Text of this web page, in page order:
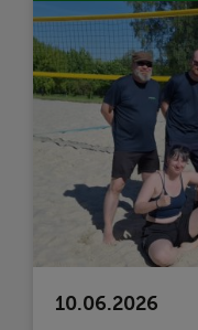
10.06.2026